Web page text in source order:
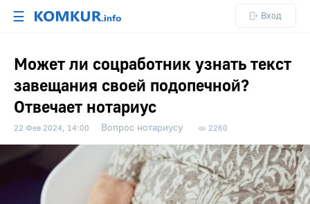
☰ Вход
Может ли соцработник узнать текст
завещания своей подопечной?
Отвечает нотариус
22 Фев 2024, 14:00 Вопрос нотариусу 2260